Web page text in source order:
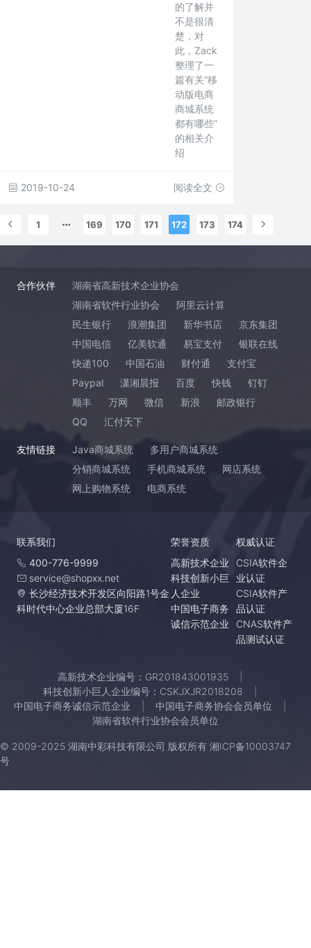
的了解并
不是很清
楚，对
此，Zack
整理了一
篇有关“移
动版电商
商城系统
都有哪些”
的相关介
绍
2019-10-24 阅读全文
1 169 170 171 172 173 174
合作伙伴
湖南省高新技术企业协会
湖南省软件行业协会
阿里云计算
民生银行
浪潮集团 新华书店
京东集团
中国电信
亿美软通 易宝支付
银联在线
快递100
中国石油 财付通
支付宝
Paypal
潇湘晨报 百度 快钱
钉钉
顺丰
万网 微信 新浪
邮政银行
QQ
汇付天下
友情链接 Java商城系统
多用户商城系统
分销商城系统
手机商城系统
网店系统
网上购物系统
电商系统
联系我们
400-776-9999
service@shopxx.net
长沙经济技术开发区向阳路1号金
科时代中心企业总部大厦16F
荣誉资质
高新技术企业
科技创新小巨
人企业
中国电子商务
诚信示范企业
权威认证
CSIA软件企
业认证
CSIA软件产
品认证
CNAS软件产
品测试认证
高新技术企业编号：GR201843001935
科技创新小巨人企业编号：CSKJXJR2018208
中国电子商务诚信示范企业
中国电子商务协会会员单位
湖南省软件行业协会会员单位
© 2009-2025 湖南中彩科技有限公司 版权所有 湘ICP备10003747
号